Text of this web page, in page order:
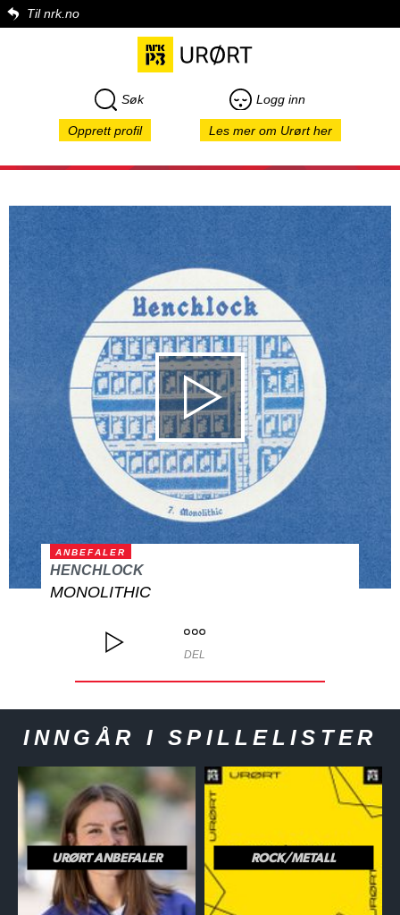
Til nrk.no
Søk Logg inn
Opprett profil Les mer om Urørt her
ANBEFALER
HENCHLOCK
MONOLITHIC
DEL
INNGÅR I SPILLELISTER
URØRT ANBEFALER ROCK/METALL